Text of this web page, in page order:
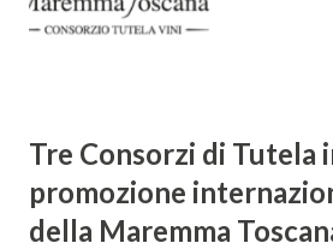
rappresenta la Vergine incinta, in
Tre Consorzi di Tutela
promozione
della Maremma